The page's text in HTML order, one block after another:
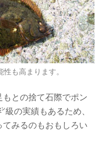
も高まります。
との捨て石際でポン
の実績もあるため、
みるのもおもしろい